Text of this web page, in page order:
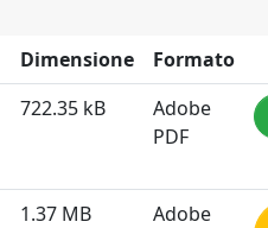
Dimensione
Formato
722.35 kB
Adobe
PDF
1.37 MB
Adobe